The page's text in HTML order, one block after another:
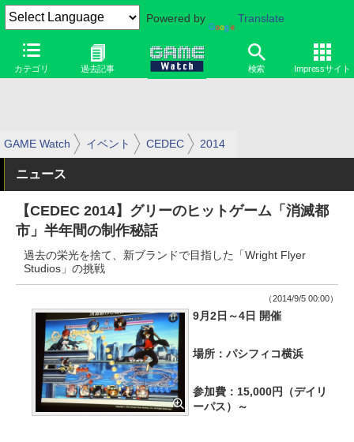
Powered by Translate
カテゴリ 過去記事 検索 Impressサイト
GAME Watch イベント CEDEC 2014
ニュース
【CEDEC 2014】グリーのヒットゲーム「消滅都
市」半年間の制作秘話
過去の栄光を捨て、新ブランドで目指した「Wright Flyer
Studios」の挑戦
（2014/9/5 00:00）
9月2日～4日 開催
場所：パシフィコ横浜
参加費：15,000円（デイリ
ーパス）～